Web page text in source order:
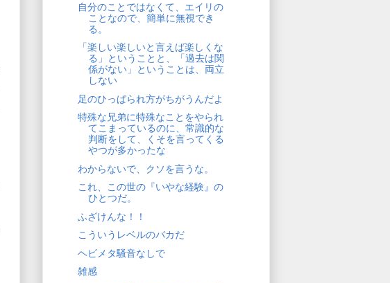
自分のことではなくて、エイリの
ことなので、簡単に無視でき
る。
「楽しい楽しいと言えば楽しくな
る」ということと、「過去は関
係がない」ということは、両立
しない
足のひっぱられ方がちがうんだよ
特殊な兄弟に特殊なことをやられ
てこまっているのに、常識的な
判断をして、くそを言ってくる
やつが多かったな
わからないで、クソを言うな。
これ、この世の『いやな経験』の
ひとつだ。
ふざけんな！！
こういうレベルのバカだ
ヘビメタ騒音なしで
雑感